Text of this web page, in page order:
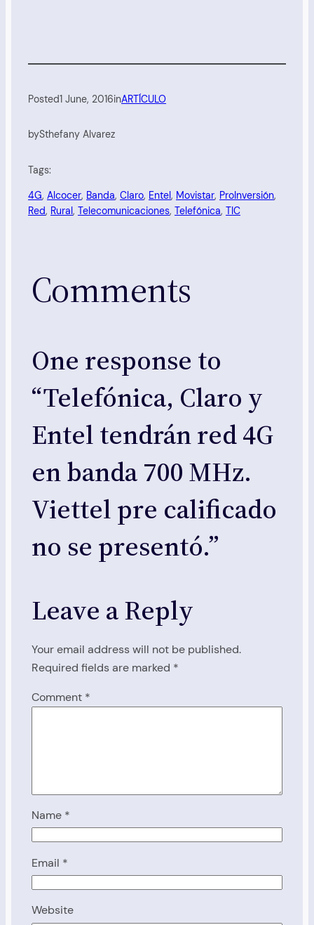
Posted1 June, 2016inARTÍCULO
bySthefany Alvarez
Tags:
4G, Alcocer, Banda, Claro, Entel, Movistar, ProInversión
Red, Rural, Telecomunicaciones, Telefónica, TIC
Comments
One response to
“Telefónica, Claro y
Entel tendrán red 4G
en banda 700 MHz.
Viettel pre calificado
no se presentó.”
Leave a Reply
Your email address will not be published.
Required fields are marked *
Comment *
Name *
Email *
Website